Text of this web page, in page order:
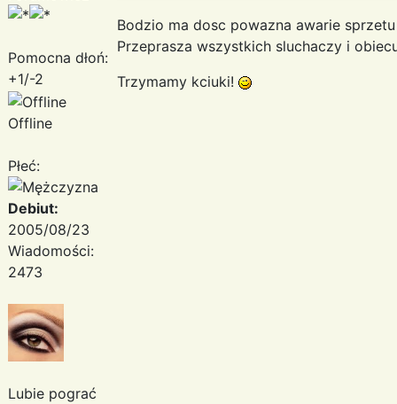
Pomocna dłoń:
+1/-2
Offline
Płeć:
Debiut:
2005/08/23
Wiadomości:
2473
Lubie pograć
Bodzio ma dosc powazna awarie
Przeprasza wszystkich sluchaczy i
Trzymamy kciuki!